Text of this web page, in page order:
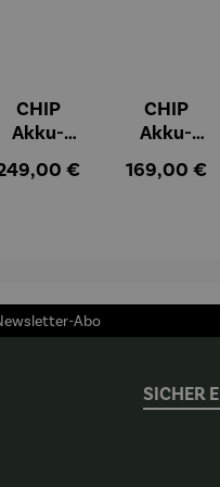
CHIP
Akku-
ger
Preis:
€
CHIP
Akku-
ger DS02
Regulärer
169,00 €
Abo
SICHER